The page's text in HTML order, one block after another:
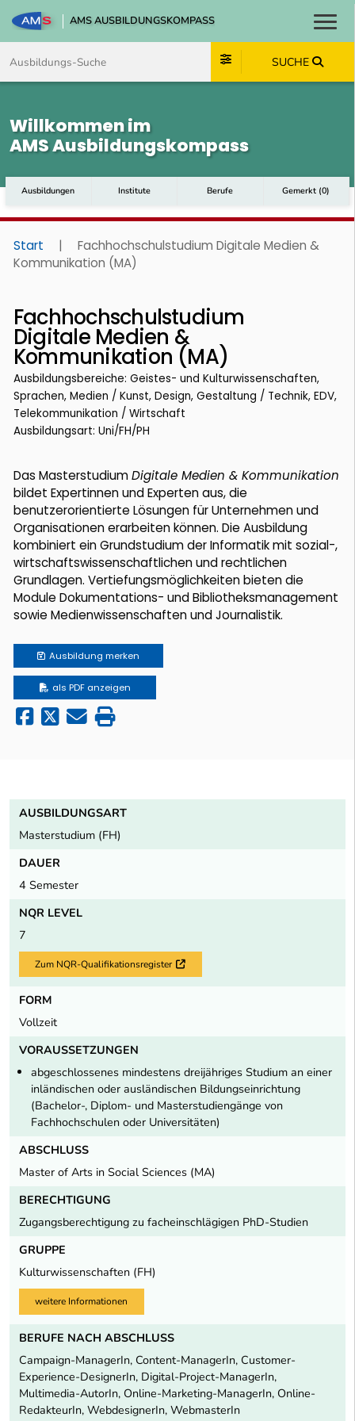
AMS AUSBILDUNGSKOMPASS
SUCHE
Willkommen im
AMS Ausbildungskompass
Ausbildungen Institute Berufe Gemerkt (0)
Start |
Fachhochschulstudium Digitale Medien &
Kommunikation (MA)
Fachhochschulstudium
Digitale Medien &
Kommunikation (MA)
Ausbildungsbereiche: Geistes- und Kulturwissenschaften,
Sprachen, Medien / Kunst, Design, Gestaltung / Technik, EDV,
Telekommunikation / Wirtschaft
Ausbildungsart: Uni/FH/PH
Das MasterstudiumDigitale Medien & Kommunikation
bildet Expertinnen und Experten aus, die
benutzerorientierte Lösungen für Unternehmen und
Organisationen erarbeiten können. Die Ausbildung
kombiniert ein Grundstudium der Informatik mit sozial-,
wirtschaftswissenschaftlichen und rechtlichen
Grundlagen. Vertiefungsmöglichkeiten bieten die
Module Dokumentations- und Bibliotheksmanagement
sowie Medienwissenschaften und Journalistik.
Ausbildung merken
als PDF anzeigen
AUSBILDUNGSART
Masterstudium (FH)
DAUER
4 Semester
NQR LEVEL
7
Zum NQR-Qualifikationsregister Externer Link
FORM
Vollzeit
VORAUSSETZUNGEN
abgeschlossenes mindestens dreijähriges Studium an einer
inländischen oder ausländischen Bildungseinrichtung
(Bachelor-, Diplom- und Masterstudiengänge von
Fachhochschulen oder Universitäten)
ABSCHLUSS
Master of Arts in Social Sciences (MA)
BERECHTIGUNG
Zugangsberechtigung zu facheinschlägigen PhD-Studien
GRUPPE
Kulturwissenschaften (FH)
weitere Informationen
BERUFE NACH ABSCHLUSS
Campaign-ManagerIn, Content-ManagerIn, Customer-
Experience-DesignerIn, Digital-Project-ManagerIn,
Multimedia-AutorIn, Online-Marketing-ManagerIn, Online-
RedakteurIn, WebdesignerIn, WebmasterIn